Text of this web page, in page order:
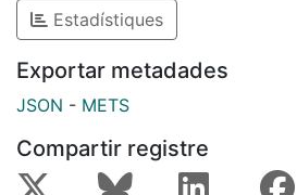
Estadístiques
Exportar metadades
JSON - METS
Compartir registre